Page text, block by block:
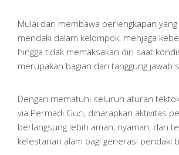
Mulai dari membawa perlengkapan
mendaki dalam kelompok, menjaga
hingga tidak memaksakan diri saat
merupakan bagian dari tanggung jawab
Dengan mematuhi seluruh aturan
via Permadi Guci, diharapkan aktivitas
berlangsung lebih aman, nyaman, dan
kelestarian alam bagi generasi pendaki